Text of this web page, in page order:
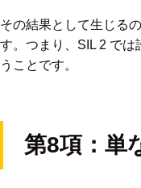
その結果として生じる
す。つまり、SIL 2 で
うことです。
第8項：単